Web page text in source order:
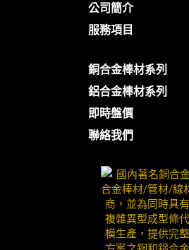
公司簡介
服務項目
銅合金棒材系列
鋁合金棒材系列
即時盤價
聯絡我們